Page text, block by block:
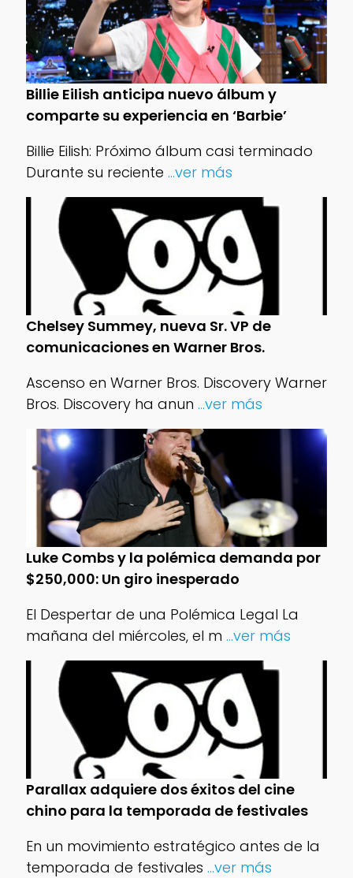
Billie Eilish anticipa nuevo álbum y
comparte su experiencia en ‘Barbie’
Billie Eilish: Próximo álbum casi terminado
Durante su reciente ...ver más
Chelsey Summey, nueva Sr. VP de
comunicaciones en Warner Bros.
Ascenso en Warner Bros. Discovery Warner
Bros. Discovery ha anun ...ver más
Luke Combs y la polémica demanda por
$250,000: Un giro inesperado
El Despertar de una Polémica Legal La
mañana del miércoles, el m ...ver más
Parallax adquiere dos éxitos del cine
chino para la temporada de festivales
En un movimiento estratégico antes de la
temporada de festivales ...ver más